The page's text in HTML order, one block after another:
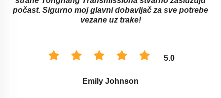
počast. Sigurno moj glavni dobavljač za sve potrebe
vezane uz trake!
5.0
Emily Johnson